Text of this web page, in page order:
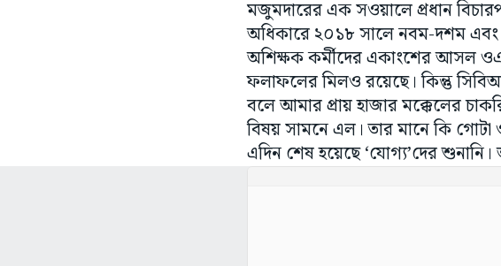
মজুমদারের এক সওয়ালে প্রধান
অধিকারে ২০১৮ সালে নবম-দশম এবং
অশিক্ষক কর্মীদের একাংশের আসল
ফলাফলের মিলও রয়েছে। কিন্তু
বলে আমার প্রায় হাজার মক্কেলের
বিষয় সামনে এল। তার মানে কি
এদিন শেষ হয়েছে ‘যোগ্য’দের